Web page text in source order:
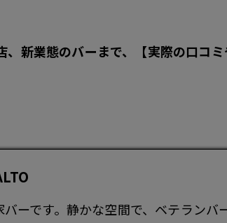
新業態のバーまで、【実際の口コミ
バーです。静かな空間で、ベテランバ